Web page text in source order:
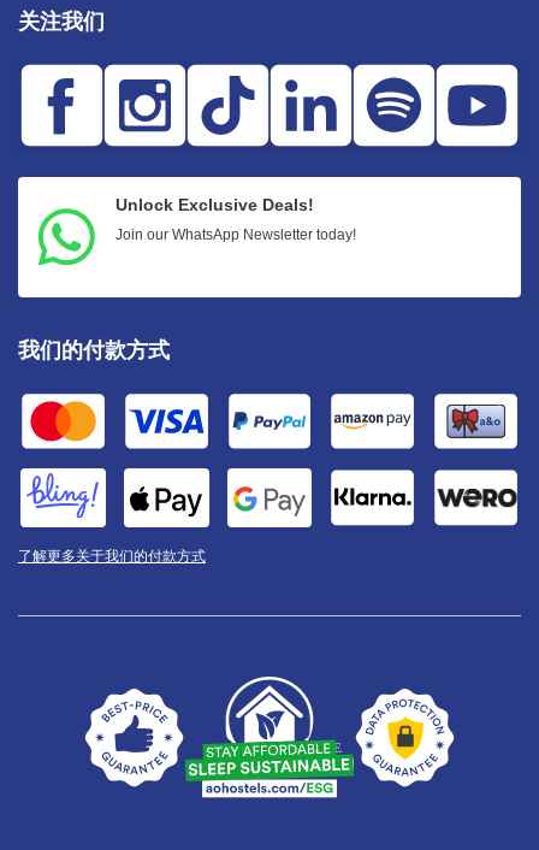
关注我们
Unlock Exclusive Deals!
Join our WhatsApp Newsletter today!
我们的付款方式
了解更多关于我们的付款方式